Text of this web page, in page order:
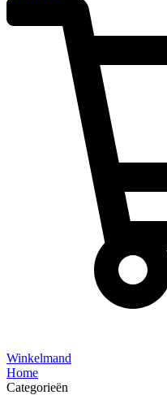
Winkelmand
Home
Categorieën